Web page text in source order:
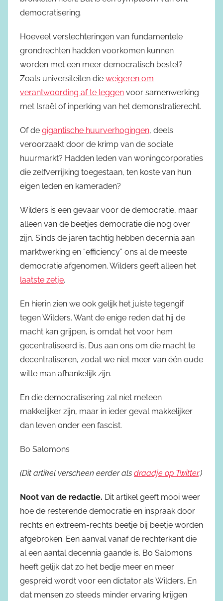
democratisering.
Hoeveel verslechteringen van fundamentele
grondrechten hadden voorkomen kunnen
worden met een meer democratisch bestel?
Zoals universiteiten die weigeren om
verantwoording af te leggen voor samenwerking
met Israël of inperking van het demonstratierecht.
Of de gigantische huurverhogingen, deels
veroorzaakt door de krimp van de sociale
huurmarkt? Hadden leden van woningcorporaties
die zelfverrijking toegestaan, ten koste van hun
eigen leden en kameraden?
Wilders is een gevaar voor de democratie, maar
alleen van de beetjes democratie die nog over
zijn. Sinds de jaren tachtig hebben decennia aan
marktwerking en “efficiency” ons al de meeste
democratie afgenomen. Wilders geeft alleen het
laatste zetje.
En hierin zien we ook gelijk het juiste tegengif
tegen Wilders. Want de enige reden dat hij de
macht kan grijpen, is omdat het voor hem
gecentraliseerd is. Dus aan ons om die macht te
decentraliseren, zodat we niet meer van één oude
witte man afhankelijk zijn.
En die democratisering zal niet meteen
makkelijker zijn, maar in ieder geval makkelijker
dan leven onder een fascist.
Bo Salomons
(Dit artikel verscheen eerder als draadje op Twitter.)
Noot van de redactie. Dit artikel geeft mooi weer
hoe de resterende democratie en inspraak door
rechts en extreem-rechts beetje bij beetje worden
afgebroken. Een aanval vanaf de rechterkant die
al een aantal decennia gaande is. Bo Salomons
heeft gelijk dat zo het bedje meer en meer
gespreid wordt voor een dictator als Wilders. En
dat mensen zo steeds minder ervaring krijgen